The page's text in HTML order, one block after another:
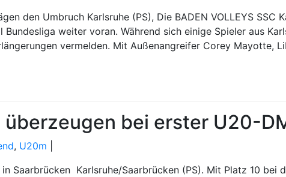
den Umbruch Karlsruhe (PS), Die BADEN VOLLEYS SSC
weiter voran. Während sich einige Spieler aus
vermelden. Mit Außenangreifer Corey Mayotte,
überzeugen bei erster U20-
, U20m
Saarbrücken Karlsruhe/Saarbrücken (PS). Mit Platz 10 bei